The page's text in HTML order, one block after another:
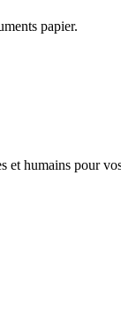
papier.
humains pour